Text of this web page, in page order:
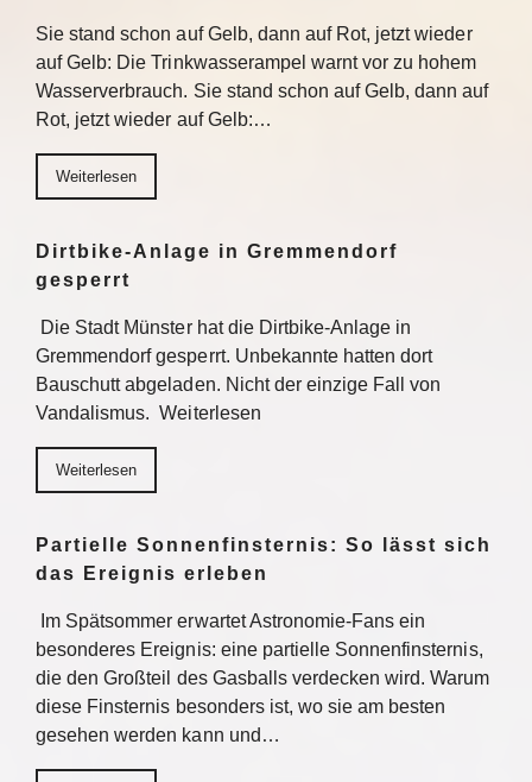
Sie stand schon auf Gelb, dann auf Rot, jetzt wieder
auf Gelb: Die Trinkwasserampel warnt vor zu hohem
Wasserverbrauch. Sie stand schon auf Gelb, dann auf
Rot, jetzt wieder auf Gelb:…
Weiterlesen
Dirtbike-Anlage in Gremmendorf
gesperrt
Die Stadt Münster hat die Dirtbike-Anlage in
Gremmendorf gesperrt. Unbekannte hatten dort
Bauschutt abgeladen. Nicht der einzige Fall von
Vandalismus. Weiterlesen
Weiterlesen
Partielle Sonnenfinsternis: So lässt sich
das Ereignis erleben
Im Spätsommer erwartet Astronomie-Fans ein
besonderes Ereignis: eine partielle Sonnenfinsternis,
die den Großteil des Gasballs verdecken wird. Warum
diese Finsternis besonders ist, wo sie am besten
gesehen werden kann und…